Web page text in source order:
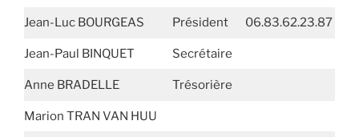
Jean-Luc BOURGEAS Président 06.83.62.23.87
Jean-Paul BINQUET Secrétaire
Anne BRADELLE Trésorière
Marion TRAN VAN HUU